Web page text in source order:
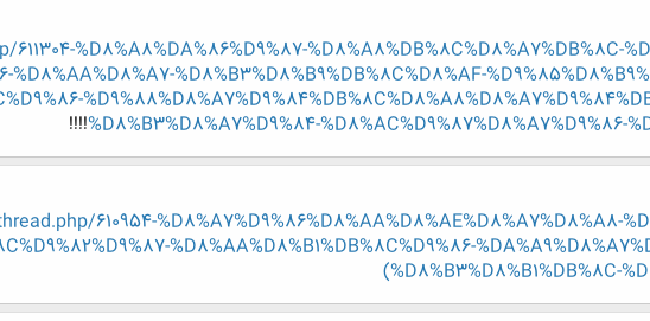
%D8%A8%DA%86%D9%87-%D8%A8%DB%8C%D8%A7%DB%8C-
%D8%B3%D8%B9%DB%8C%D8%AF-
%D8%B3%D8%A7%D9%84-%D8%AC%D9%87%D8%A7%D9%86-
!!!!
610954-%D8%A7%D9%86%D8%AA%D8%AE%D8%A7%D8%A8-
%D8%AA%D8%B1%DB%8C%D9%86-
(%D8%B3%D8%B1%DB%8C-